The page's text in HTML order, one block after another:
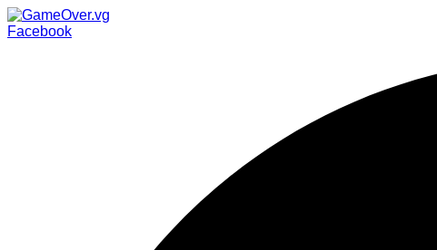
Facebook